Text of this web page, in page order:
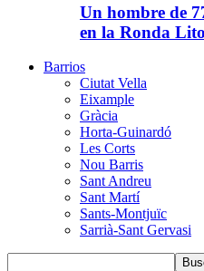
Un hombre de
en la Ronda
Barrios
Ciutat Vella
Eixample
Gràcia
Horta-Guinardó
Les Corts
Nou Barris
Sant Andreu
Sant Martí
Sants-Montjuïc
Sarrià-Sant Gervasi